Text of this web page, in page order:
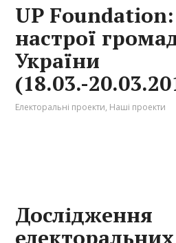
UP
настрої
України
(18.03.-
Електоральні проекти, Наші проекти
Дослідження